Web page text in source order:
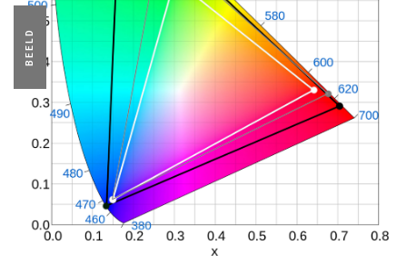
BEELD